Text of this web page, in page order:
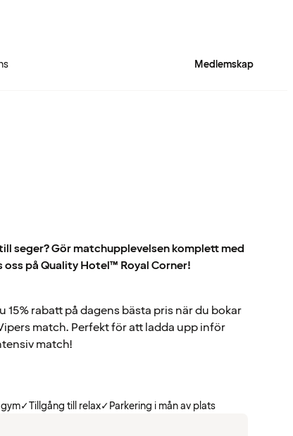
Medlemskap
seger? Gör matchupplevelsen komplett med
på Quality Hotel™ Royal Corner!
15% rabatt på dagens bästa pris när du bokar
match. Perfekt för att ladda upp inför
match!
✓Tillgång till relax✓Parkering i mån av plats